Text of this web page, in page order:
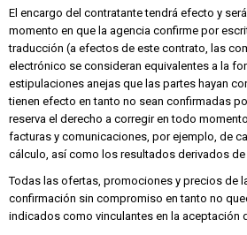
El encargo del contratante tendrá efecto y
momento en que la agencia confirme por
traducción (a efectos de este contrato, las
electrónico se consideran equivalentes a la
estipulaciones anejas que las partes hayan
tienen efecto en tanto no sean confirmadas
reserva el derecho a corregir en todo
facturas y comunicaciones, por ejemplo, de
cálculo, así como los resultados derivados de
Todas las ofertas, promociones y precios de
confirmación sin compromiso en tanto no
indicados como vinculantes en la aceptación